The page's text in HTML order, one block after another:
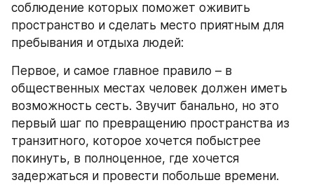
соблюдение которых поможет оживить
пространство и сделать место приятным для
пребывания и отдыха людей:
Первое, и самое главное правило – в
общественных местах человек должен иметь
возможность сесть. Звучит банально, но это
первый шаг по превращению пространства из
транзитного, которое хочется побыстрее
покинуть, в полноценное, где хочется
задержаться и провести побольше времени.